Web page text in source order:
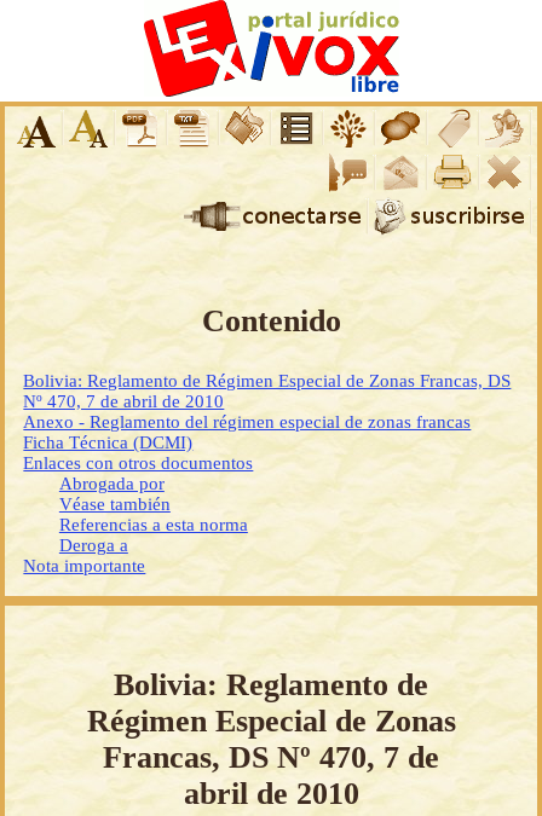
Contenido
Bolivia: Reglamento de Régimen Especial de Zonas Francas, DS
Nº 470, 7 de abril de 2010
Anexo - Reglamento del régimen especial de zonas francas
Ficha Técnica (DCMI)
Enlaces con otros documentos
Abrogada por
Véase también
Referencias a esta norma
Deroga a
Nota importante
Bolivia: Reglamento de
Régimen Especial de Zonas
Francas, DS Nº 470, 7 de
abril de 2010